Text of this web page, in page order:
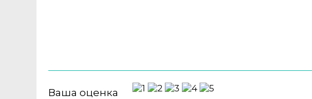
Ваша оценка